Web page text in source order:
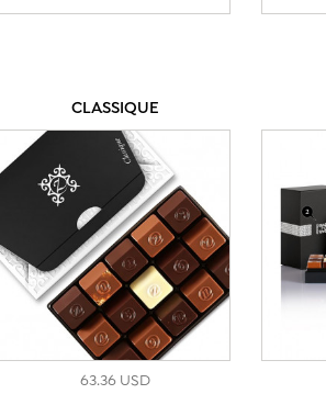
CLASSIQUE
63.36 USD